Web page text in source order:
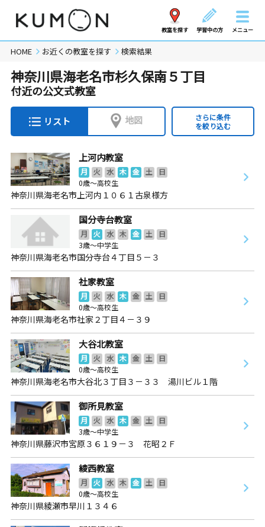
教室を探す 学習中の方 メニュー
HOME お近くの教室を探す 検索結果
神奈川県海老名市杉久保南５丁目
付近の公文式教室
リスト 地図
さらに条件
を絞り込む
上河内教室
月 火 水 木 金 土
日
0歳～高校生
神奈川県海老名市上河内１０６１古泉様方
国分寺台教室
月 火 水 木 金 土
日
3歳～中学生
神奈川県海老名市国分寺台４丁目５－３
社家教室
月 火 水 木 金 土
日
0歳～高校生
神奈川県海老名市社家２丁目４－３９
大谷北教室
月 火 水 木 金 土
日
0歳～高校生
神奈川県海老名市大谷北３丁目３－３３ 湯川ビル１階
御所見教室
月 火 水 木 金 土
日
3歳～中学生
神奈川県藤沢市宮原３６１９－３ 花昭２Ｆ
綾西教室
月 火 水 木 金 土
日
0歳～高校生
神奈川県綾瀬市早川１３４６